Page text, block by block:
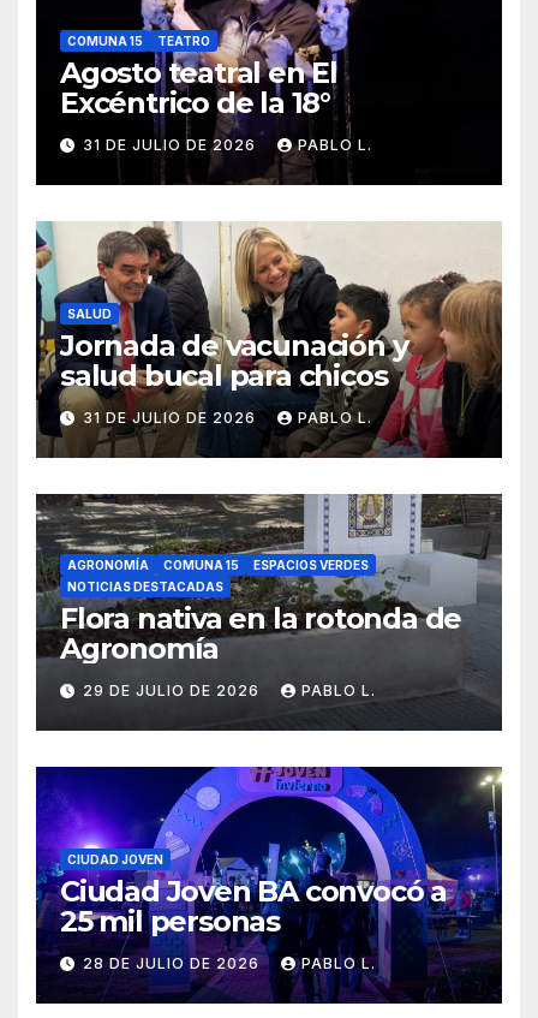
COMUNA 15 TEATRO
Agosto teatral en El
Excéntrico de la 18°
31 DE JULIO DE 2026 PABLO L.
SALUD
Jornada de vacunación y
salud bucal para chicos
31 DE JULIO DE 2026 PABLO L.
AGRONOMÍA COMUNA 15
ESPACIOS VERDES
NOTICIAS DESTACADAS
Flora nativa en la rotonda de
Agronomía
29 DE JULIO DE 2026 PABLO L.
CIUDAD JOVEN
Ciudad Joven BA convocó a
25 mil personas
28 DE JULIO DE 2026 PABLO L.